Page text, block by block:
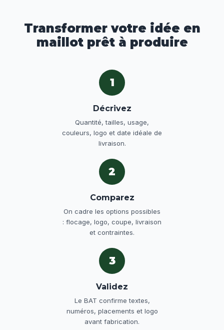
Transformer votre idée en
maillot prêt à produire
1
Décrivez
Quantité, tailles, usage,
couleurs, logo et date idéale de
livraison.
2
Comparez
On cadre les options possibles
: flocage, logo, coupe, livraison
et contraintes.
3
Validez
Le BAT confirme textes,
numéros, placements et logo
avant fabrication.